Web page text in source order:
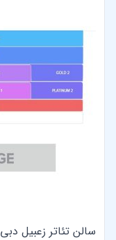
سالن تئاتر زعبیل دبی